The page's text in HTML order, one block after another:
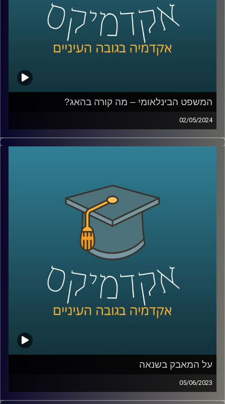
קרדיט תמונות:AudioVersity
המשפט הבינלאומי – מה קורה בהאג?
02/05/2024
במשך שנים ישראל טענה כי לבית הדין הבינלאומי אין סמכות
לדון בסכסוך הישראלי־פלסטיני, אך כפי שאנחנו יודעים
לישראל ואילו הזדמנויות יש לנו בעת הזו?
כדי לשפוך אור על המצב בהאג הצטרפה אלינו ד"ר דנה וולף,
ראשת חטיבת משפט וביטחון בבית הספר לאודר לממשל,
דיפלומטיה ואסטרטגיה.
AudioVersity
על המאבק בשנאה
05/06/2023
בשנים האחרונות, בעקבות עלייתן של הרשתות החברתיות